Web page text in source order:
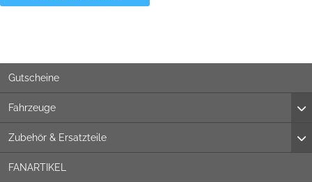
Gutscheine
Fahrzeuge
Zubehör & Ersatzteile
FANARTIKEL